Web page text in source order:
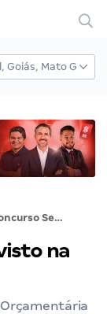
Concurso Seplan RN: previsto na LOA 2026, saiba mais!
na
Orçamentária